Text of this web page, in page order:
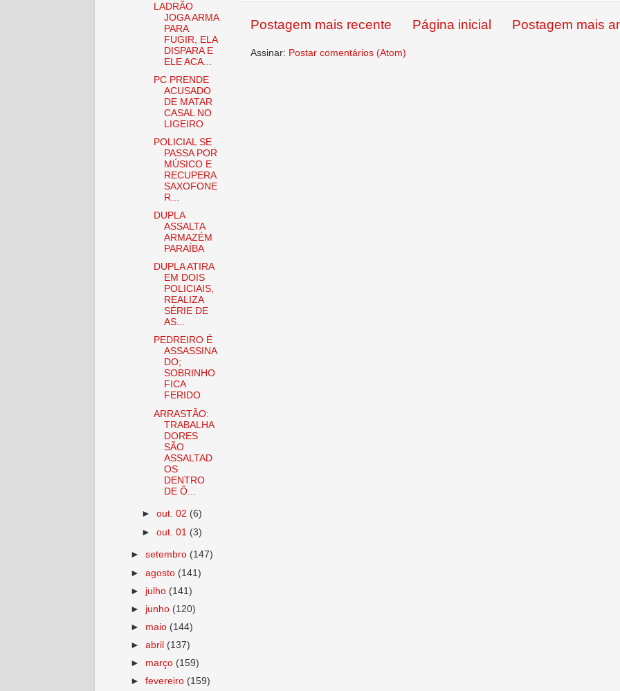
Postagem mais recente Postagem mais
Página inicial
Assinar: Postar comentários (Atom)
LADRÃO
JOGA ARMA
PARA
FUGIR, ELA
DISPARA E
ELE ACA...
PC PRENDE
ACUSADO
DE MATAR
CASAL NO
LIGEIRO
POLICIAL SE
PASSA POR
MÚSICO E
RECUPERA
SAXOFONE
R...
DUPLA
ASSALTA
ARMAZÉM
PARAÍBA
DUPLA ATIRA
EM DOIS
POLICIAIS,
REALIZA
SÉRIE DE
AS...
PEDREIRO É
ASSASSINA
DO;
SOBRINHO
FICA
FERIDO
ARRASTÃO:
TRABALHA
DORES
SÃO
ASSALTAD
OS
DENTRO
DE Ô...
►out. 02 (6)
►out. 01 (3)
►setembro (147)
►agosto (141)
► julho (141)
► junho (120)
► maio (144)
►abril (137)
► março (159)
►fevereiro (159)